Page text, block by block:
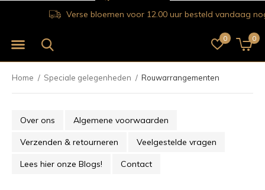
0 0
Verse bloemen voor 12.00 uur besteld vandaag nog bezorgd!
Home Speciale gelegenheden Rouwarrangementen
Over ons Algemene voorwaarden
Verzenden & retourneren Veelgestelde vragen
Lees hier onze Blogs! Contact